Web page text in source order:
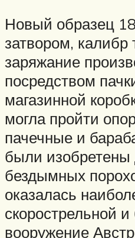
Новый образец
затвором, калибр
заряжание
посредством
магазинной
могла пройти
пачечные и
были изобретены
бездымных
оказалась
скорострельной
вооружение